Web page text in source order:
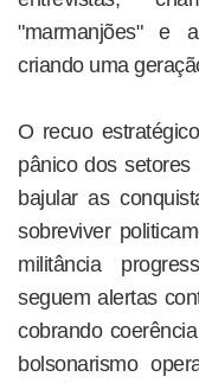
"marmanjões" e
criando uma
O recuo
pânico dos
bajular as
sobreviver
militância
seguem alertas
cobrando
bolsonarismo